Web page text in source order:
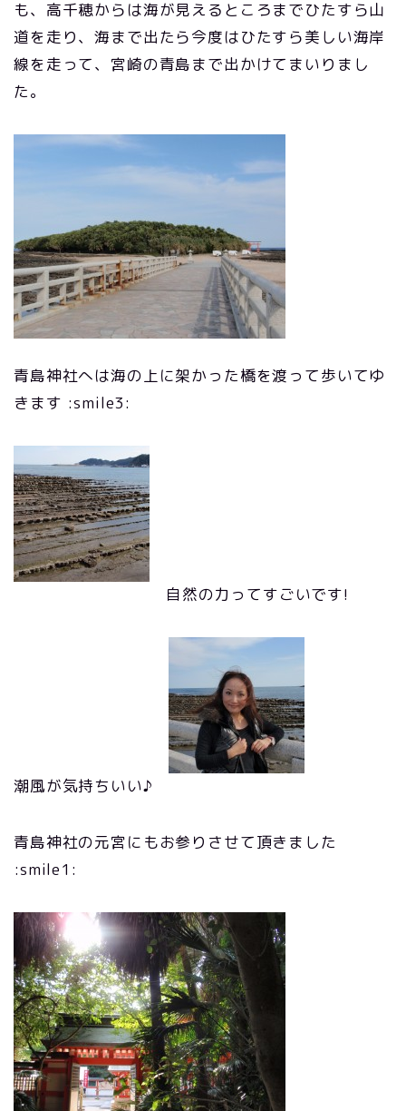
も、高千穂からは海が見えるところまでひたすら山
道を走り、海まで出たら今度はひたすら美しい海岸
線を走って、宮崎の青島まで出かけてまいりまし
た。
青島神社へは海の上に架かった橋を渡って歩いてゆ
きます :smile3:
自然の力ってすごいです!
潮風が気持ちいい♪
青島神社の元宮にもお参りさせて頂きました
:smile1: